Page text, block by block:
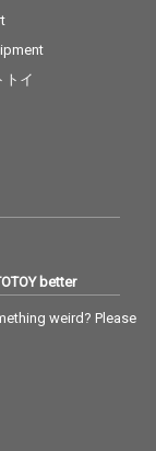
トイ
better
weird? Please